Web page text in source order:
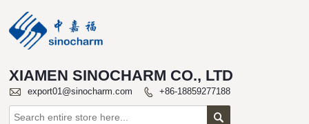
XIAMEN SINOCHARM CO., LTD
 export01@sinocharm.com  +86-18859277188
